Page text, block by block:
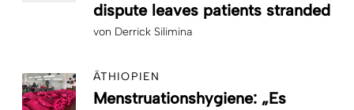
dispute leaves patients stranded
von Derrick Silimina
ÄTHIOPIEN
Menstruationshygiene: „Es